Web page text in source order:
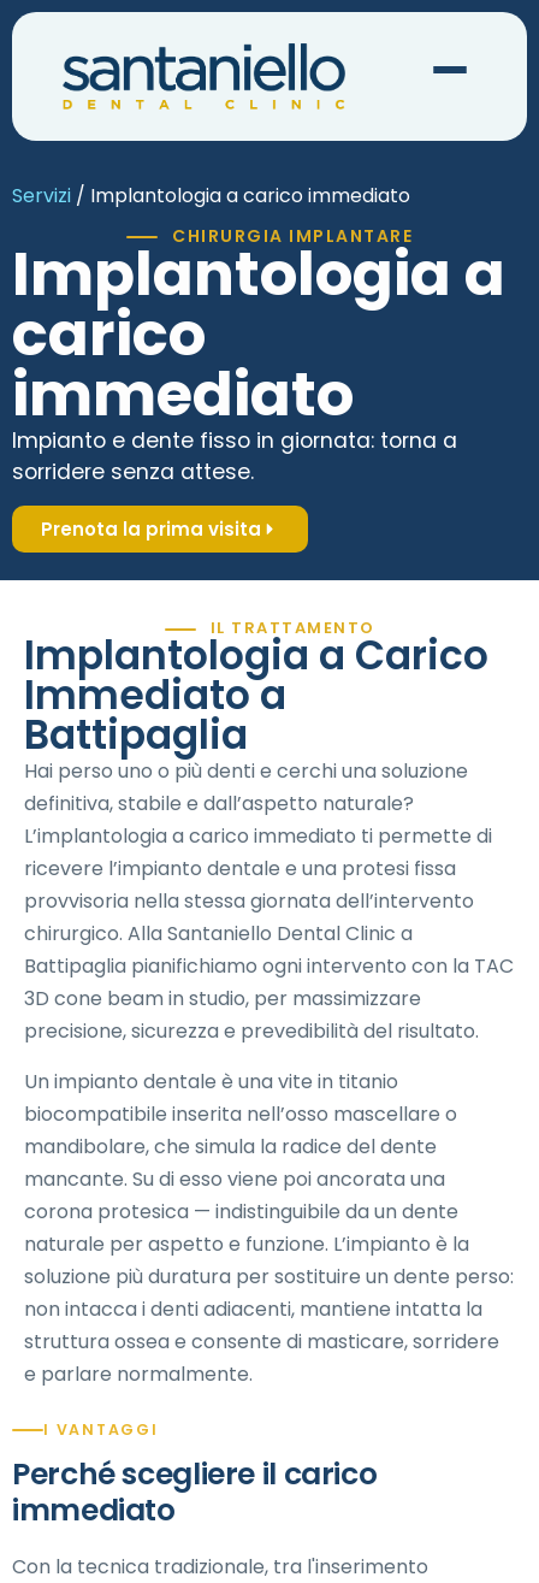
Servizi / Implantologia a carico immediato
CHIRURGIA IMPLANTARE
Implantologia a
carico
immediato
Impianto e dente fisso in giornata: torna a
sorridere senza attese.
Prenota la prima visita
IL TRATTAMENTO
Implantologia a Carico
Immediato a
Battipaglia
Hai perso uno o più denti e cerchi una soluzione
definitiva, stabile e dall’aspetto naturale?
L’implantologia a carico immediato ti permette di
ricevere l’impianto dentale e una protesi fissa
provvisoria nella stessa giornata dell’intervento
chirurgico. Alla Santaniello Dental Clinic a
Battipaglia pianifichiamo ogni intervento con la TAC
3D cone beam in studio, per massimizzare
precisione, sicurezza e prevedibilità del risultato.
Un impianto dentale è una vite in titanio
biocompatibile inserita nell’osso mascellare o
mandibolare, che simula la radice del dente
mancante. Su di esso viene poi ancorata una
corona protesica — indistinguibile da un dente
naturale per aspetto e funzione. L’impianto è la
soluzione più duratura per sostituire un dente perso:
non intacca i denti adiacenti, mantiene intatta la
struttura ossea e consente di masticare, sorridere
e parlare normalmente.
I VANTAGGI
Perché scegliere il carico
immediato
Con la tecnica tradizionale, tra l'inserimento